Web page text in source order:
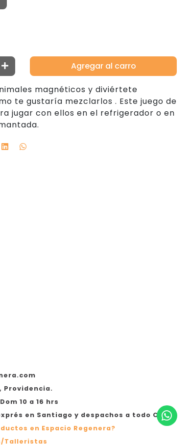
Agregar al carro
magnéticos y diviértete
te gustaría mezclarlos . Este juego de
jugar con ellos en el refrigerador o en
Providencia.
10 a 16 hrs
en Santiago y despachos a todo Chile
en Espacio Regenera?
Talleristas